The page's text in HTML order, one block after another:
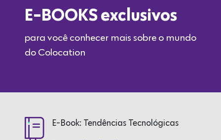
E-BOOKS exclusivos
para você conhecer mais sobre o mundo
do Colocation
E-Book: Tendências Tecnológicas